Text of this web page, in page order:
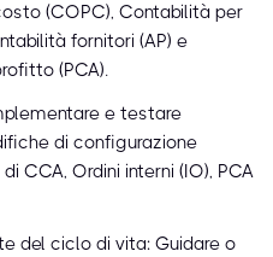
(COPC), Contabilità per
fornitori (AP) e
(PCA).
e testare
di configurazione
CCA, Ordini interni (IO), PCA
del ciclo di vita: Guidare o